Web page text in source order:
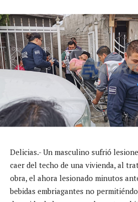
Delicias.- Un masculino sufrió
caer del techo de una vivienda, al
obra, el ahora lesionado minutos
bebidas embriagantes no